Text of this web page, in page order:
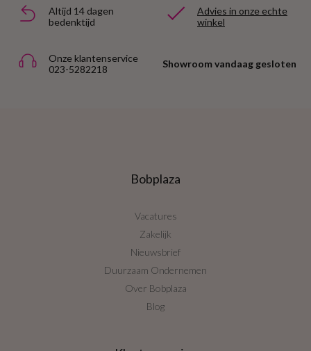
Altijd 14 dagen
bedenktijd
Advies in onze echte
winkel
Onze klantenservice
023-5282218
Showroom vandaag gesloten
Bobplaza
Vacatures
Zakelijk
Nieuwsbrief
Duurzaam Ondernemen
Over Bobplaza
Blog